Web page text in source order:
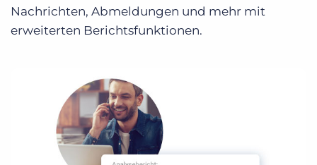
Nachrichten, Abmeldungen und mehr mit
erweiterten Berichtsfunktionen.